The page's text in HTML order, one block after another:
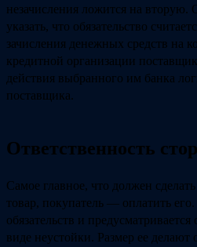
незачисления ложится на
указать, что обязательство
зачисления денежных средств на
кредитной организации
действия выбранного им банка
поставщика.
Ответственность
Самое главное, что должен
товар, покупатель — оплатить
обязательств и
виде неустойки. Размер ее делают